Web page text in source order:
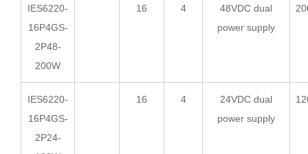
IES6220-
16P4GS-
2P48-
200W
16 4
48VDC dual
power supply
IES6220-
16P4GS-
2P24-
16 4
24VDC dual
power supply